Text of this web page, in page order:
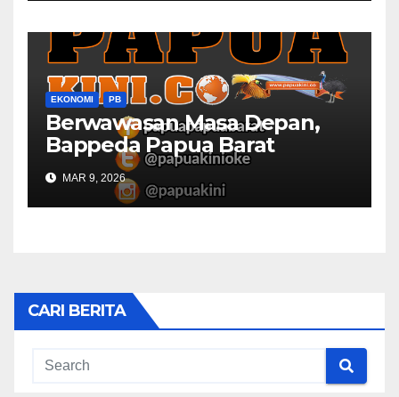
EKONOMI PB
Berwawasan Masa Depan,
Bappeda Papua Barat
Konsultasi Publik RKPD 2027
MAR 9, 2026
CARI BERITA